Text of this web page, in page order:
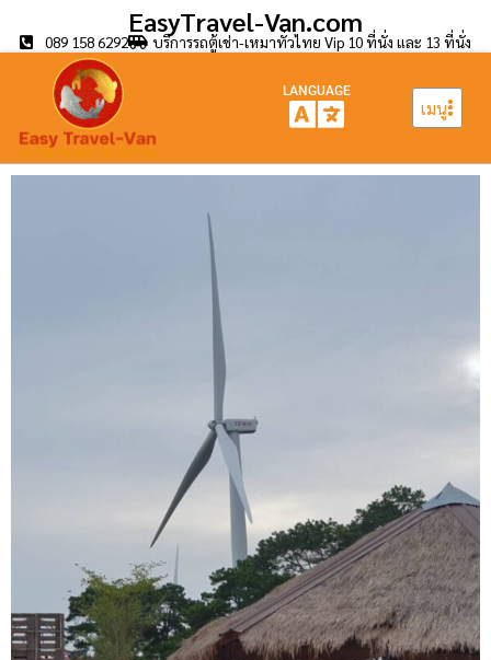
EasyTravel-Van.com
089 158 6292 บริการรถตู้เช่า-เหมาทั่วไทย Vip 10 ที่นั่ง และ 13 ที่นั่ง
เมนู
LANGUAGE